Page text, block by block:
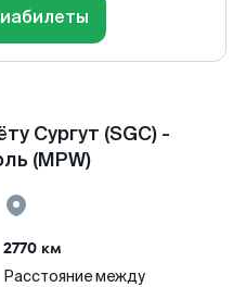
Сургут (SGC) -
(MPW)
2770 км
Расстояние между